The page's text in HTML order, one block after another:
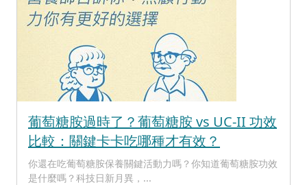
葡萄糖胺過時了？葡萄糖胺 vs UC-II 功效
比較：關鍵卡卡吃哪種才有效？
你還在吃葡萄糖胺保養關鍵活動力嗎？你知道葡萄糖胺功效
是什麼嗎？科技日新月異，...